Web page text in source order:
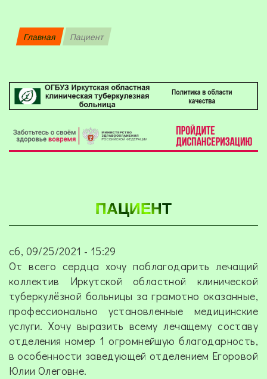
Главная Пациент
ПАЦИЕНТ
сб, 09/25/2021 - 15:29
От всего сердца хочу поблагодарить лечащий
коллектив Иркутской областной клинической
туберкулёзной больницы за грамотно оказанные,
профессионально установленные медицинские
услуги. Хочу выразить всему лечащему составу
отделения номер 1 огромнейшую благодарность,
в особенности заведующей отделением Егоровой
Юлии Олеговне.